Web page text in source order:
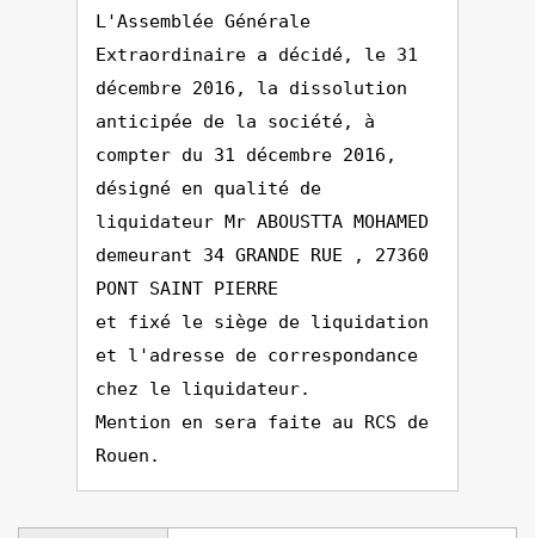
L'Assemblée Générale
Extraordinaire a décidé, le 31
décembre 2016, la dissolution
anticipée de la société, à
compter du 31 décembre 2016,
désigné en qualité de
liquidateur Mr ABOUSTTA MOHAMED
demeurant 34 GRANDE RUE , 27360
PONT SAINT PIERRE
et fixé le siège de liquidation
et l'adresse de correspondance
chez le liquidateur.
Mention en sera faite au RCS de
Rouen.